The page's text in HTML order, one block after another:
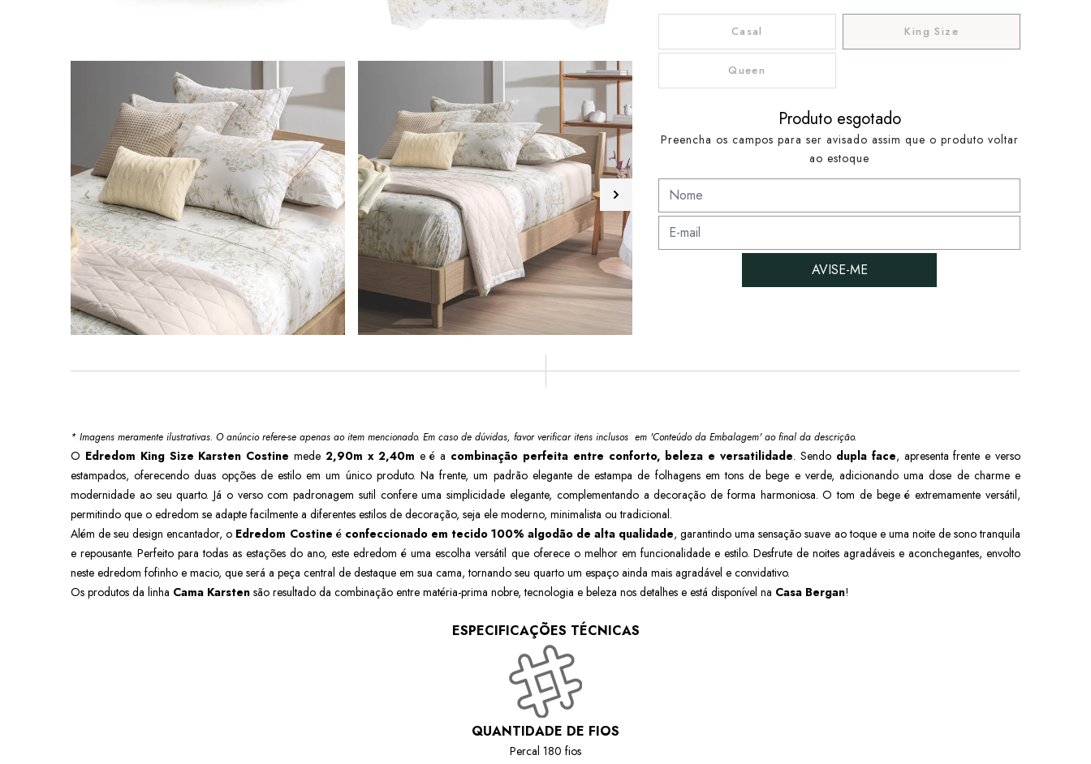
Casal King Size
Queen
Produto esgotado
Preencha os campos para ser avisado assim que o produto voltar
ao estoque
AVISE-ME
* Imagens meramente ilustrativas. O anúncio refere-se apenas ao item mencionado. Em caso de dúvidas, favor verificar itens inclusos em 'Conteúdo da Embalagem' ao final da descrição.
O Edredom King Size Karsten Costine mede 2,90m x 2,40m e é a combinação perfeita entre conforto, beleza e versatilidade. Sendo dupla face, apresenta frente e verso
estampados, oferecendo duas opções de estilo em um único produto. Na frente, um padrão elegante de estampa de folhagens em tons de bege e verde, adicionando uma dose de charme e
modernidade ao seu quarto. Já o verso com padronagem sutil confere uma simplicidade elegante, complementando a decoração de forma harmoniosa. O tom de bege é extremamente versátil,
permitindo que o edredom se adapte facilmente a diferentes estilos de decoração, seja ele moderno, minimalista ou tradicional.
Além de seu design encantador, o Edredom Costine é confeccionado em tecido 100% algodão de alta qualidade, garantindo uma sensação suave ao toque e uma noite de sono tranquila
e repousante. Perfeito para todas as estações do ano, este edredom é uma escolha versátil que oferece o melhor em funcionalidade e estilo. Desfrute de noites agradáveis e aconchegantes, envolto
neste edredom fofinho e macio, que será a peça central de destaque em sua cama, tornando seu quarto um espaço ainda mais agradável e convidativo.
Os produtos da linha Cama Karsten são resultado da combinação entre matéria-prima nobre, tecnologia e beleza nos detalhes e está disponível na Casa Bergan!
ESPECIFICAÇÕES TÉCNICAS
QUANTIDADE DE FIOS
Percal 180 fios